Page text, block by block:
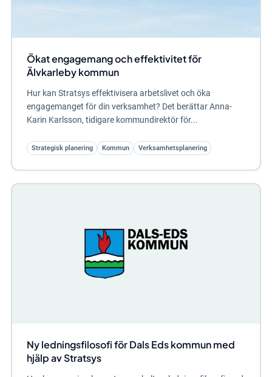
Ökat engagemang och effektivitet för
Älvkarleby kommun
Hur kan Stratsys effektivisera arbetslivet och öka
engagemanget för din verksamhet? Det berättar Anna-
Karin Karlsson, tidigare kommundirektör för...
Strategisk planering Kommun Verksamhetsplanering
Ny ledningsfilosofi för Dals Eds kommun med
hjälp av Stratsys